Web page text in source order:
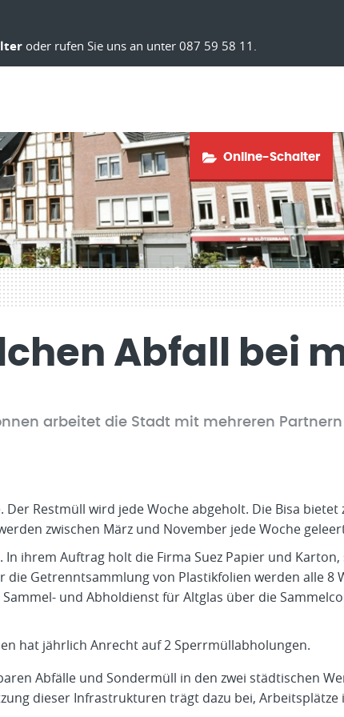
oder rufen Sie uns an unter 087 59 58 11.
Online-Schalter
Abfall bei
arbeitet die Stadt mit mehreren
Restmüll wird jede Woche abgeholt. Die Bisa bietet
zwischen März und November jede Woche
ihrem Auftrag holt die Firma Suez Papier und Karton,
Getrenntsammlung von Plastikfolien werden alle 8
und Abholdienst für Altglas über die
hat jährlich Anrecht auf 2 Sperrmüllabholungen.
Abfälle und Sondermüll in den zwei städtischen
dieser Infrastrukturen trägt dazu bei, Arbeitsplätze